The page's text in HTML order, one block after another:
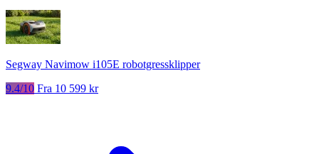
Segway Navimow i105E robotgressklipper
9.4/10 Fra 10 599 kr